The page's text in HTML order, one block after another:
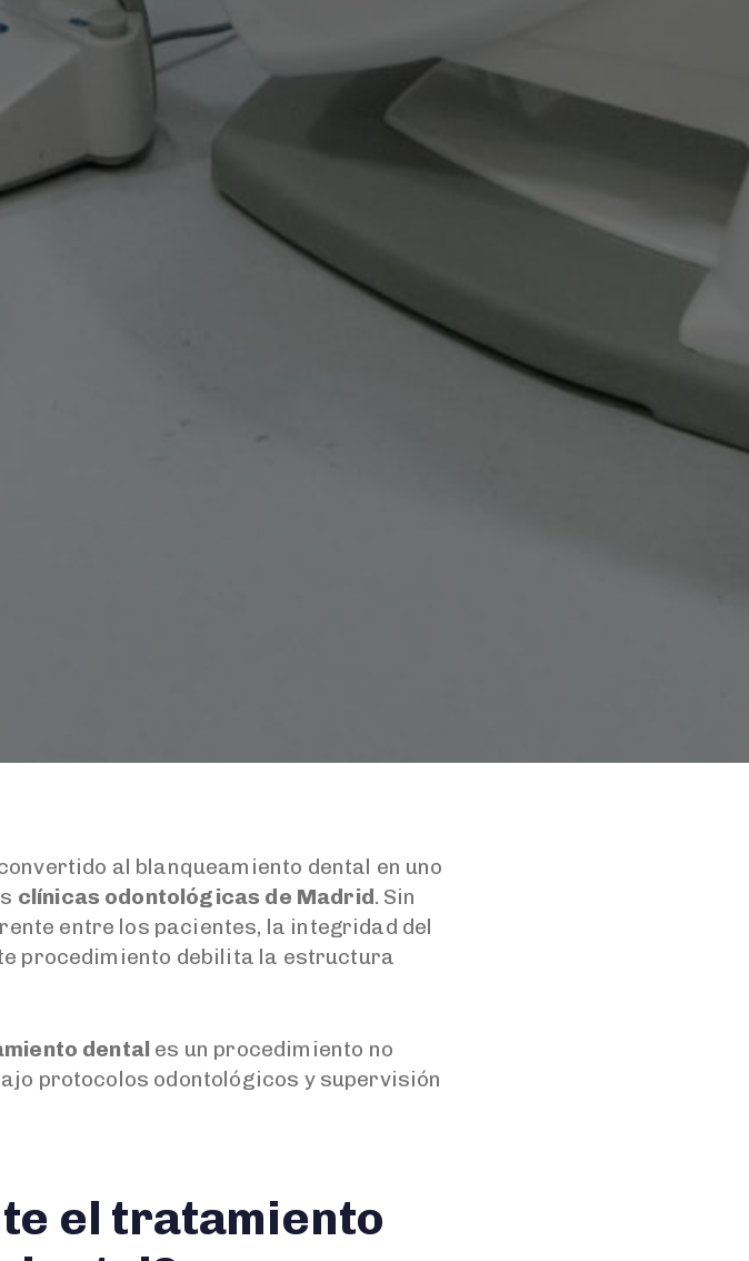
al blanqueamiento dental en uno
clínicas odontológicas de Madrid. Sin
entre los pacientes, la integridad del
procedimiento debilita la estructura
dental es un procedimiento no
protocolos odontológicos y supervisión
el tratamiento